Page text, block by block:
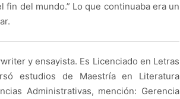
del mundo.” Lo que continuaba era un
y ensayista. Es Licenciado en Letras
estudios de Maestría en Literatura
Administrativas, mención: Gerencia